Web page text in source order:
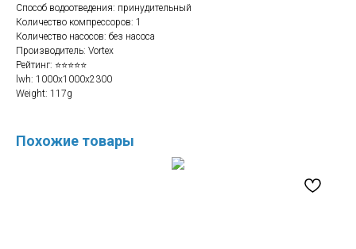
Способ водоотведения: принудительный
Количество компрессоров: 1
Количество насосов: без насоса
Производитель: Vortex
Рейтинг: ⭐⭐⭐⭐⭐
lwh: 1000x1000x2300
Weight: 117g
Похожие товары